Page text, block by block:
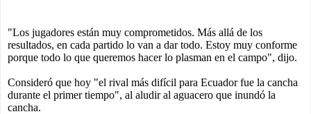
"Los jugadores están muy comprometidos. Más allá de los
resultados, en cada partido lo van a dar todo. Estoy muy conforme
porque todo lo que queremos hacer lo plasman en el campo", dijo.
Consideró que hoy "el rival más difícil para Ecuador fue la cancha
durante el primer tiempo", al aludir al aguacero que inundó la
cancha.